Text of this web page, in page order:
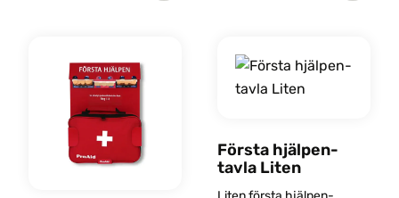
Första hjälpen-
tavla Liten